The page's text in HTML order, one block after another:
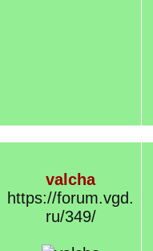
valcha
https://forum.vgd.
ru/349/